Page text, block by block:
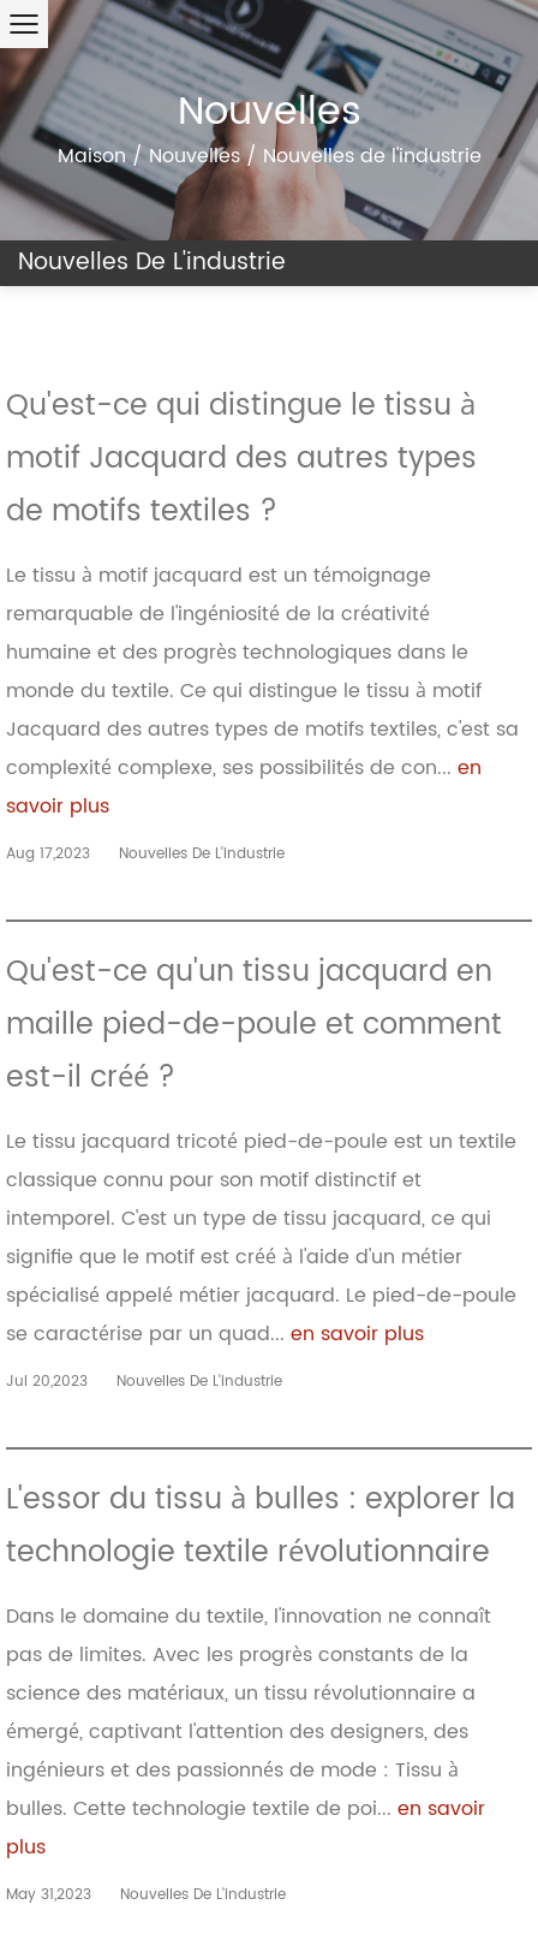
Nouvelles
Maison/Nouvelles/ Nouvelles de l'industrie
Nouvelles De L'industrie
Qu'est-ce qui distingue le tissu à
motif Jacquard des autres types
de motifs textiles ?
Le tissu à motif jacquard est un témoignage
remarquable de l'ingéniosité de la créativité
humaine et des progrès technologiques dans le
monde du textile. Ce qui distingue le tissu à motif
Jacquard des autres types de motifs textiles, c'est sa
complexité complexe, ses possibilités de con... en
savoir plus
Aug 17,2023 Nouvelles De L'industrie
Qu'est-ce qu'un tissu jacquard en
maille pied-de-poule et comment
est-il créé ?
Le tissu jacquard tricoté pied-de-poule est un textile
classique connu pour son motif distinctif et
intemporel. C'est un type de tissu jacquard, ce qui
signifie que le motif est créé à l'aide d'un métier
spécialisé appelé métier jacquard. Le pied-de-poule
se caractérise par un quad... en savoir plus
Jul 20,2023 Nouvelles De L'industrie
L'essor du tissu à bulles : explorer la
technologie textile révolutionnaire
Dans le domaine du textile, l'innovation ne connaît
pas de limites. Avec les progrès constants de la
science des matériaux, un tissu révolutionnaire a
émergé, captivant l'attention des designers, des
ingénieurs et des passionnés de mode : Tissu à
bulles. Cette technologie textile de poi... en savoir
plus
May 31,2023 Nouvelles De L'industrie